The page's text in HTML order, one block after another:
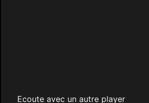
Ecoute avec un autre player